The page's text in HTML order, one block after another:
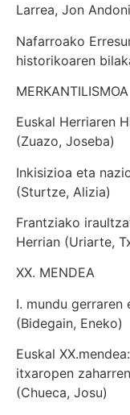
Larrea, Jon
Nafarroako
historikoaren
MERKANTILISMOA
Euskal Herriaren
(Zuazo, Joseba)
Inkisizioa eta
(Sturtze, Alizia)
Frantziako
Herrian (Uriarte,
XX. MENDEA
I. mundu gerraren
(Bidegain, Eneko)
Euskal
itxaropen
(Chueca, Josu)